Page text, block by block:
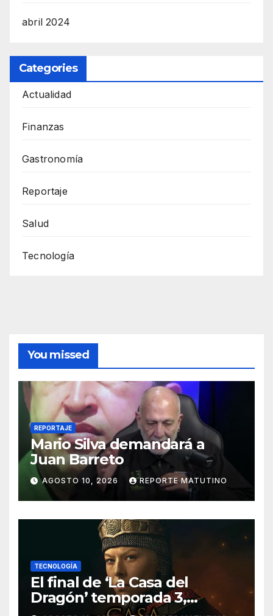
abril 2024
Categories
Actualidad
Finanzas
Gastronomía
Reportaje
Salud
Tecnología
You missed
REPORTAJE
Mario Silva demandará a
Juan Barreto
AGOSTO 10, 2026 REPORTE MATUTINO
TECNOLOGÍA
El final de ‘La Casa del
Dragón’ temporada 3,